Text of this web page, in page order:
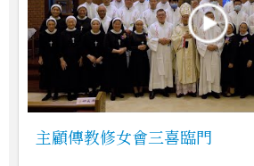
主顧傳教修女會三喜臨門